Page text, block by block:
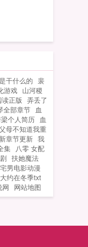
干什么的 裴
游戏 山河稷
正版 弄丢了
全部章节 血
个人简历 血
母不知道我重
章节更新 我
集 八零 女配
扶她魔法
宅男电影动漫
大约在冬季txt
网 网站地图